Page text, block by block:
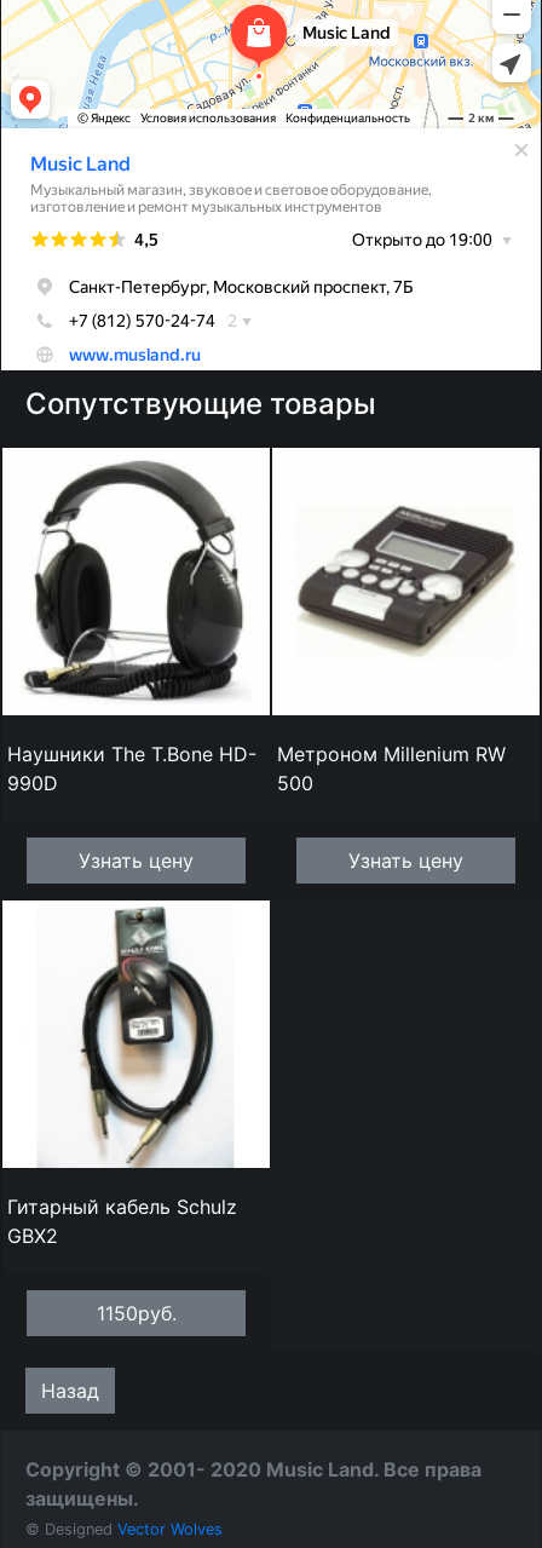
Сопутствующие товары
Наушники The T.Bone HD-
990D
Узнать цену
Метроном Millenium RW
500
Узнать цену
Гитарный кабель Schulz
GBX2
1150руб.
Назад
Copyright © 2001- 2020 Music Land. Все права
защищены.
© Designed Vector Wolves